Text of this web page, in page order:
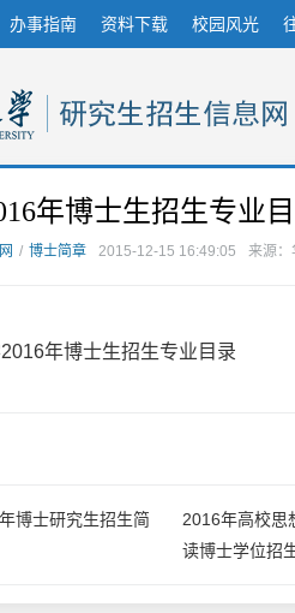
办事指南 资料下载 校园风光
年博士生招生专业
/ 博士简章 2015-12-15 16:49:05 来源：
年博士生招生专业目录
博士研究生招生简
2016年高校思
读博士学位招